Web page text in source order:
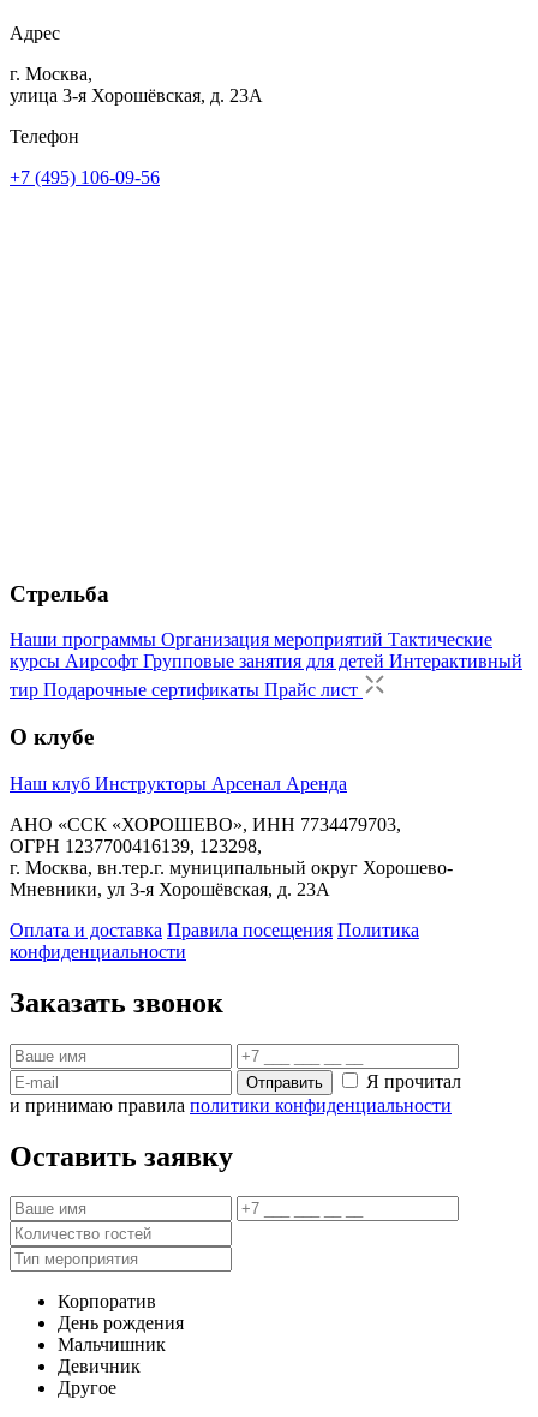
Адрес
г. Москва,
улица 3-я Хорошёвская, д. 23А
Телефон
+7 (495) 106-09-56
Стрельба
Наши программы Организация мероприятий Тактические
курсы Аирсофт Групповые занятия для детей Интерактивный
тир Подарочные сертификаты Прайс лист
О клубе
Наш клуб Инструкторы Арсенал Аренда
АНО «ССК «ХОРОШЕВО», ИНН 7734479703,
ОГРН 1237700416139, 123298,
г. Москва, вн.тер.г. муниципальный округ Хорошево-
Мневники, ул 3-я Хорошёвская, д. 23А
Оплата и доставка Правила посещения Политика
конфиденциальности
Заказать звонок
Отправить
Я прочитал
и принимаю правила политики конфиденциальности
Оставить заявку
Корпоратив
День рождения
Мальчишник
Девичник
Другое